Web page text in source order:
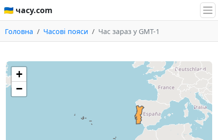
🇺🇦 часу.com
Головна Часові пояси Час зараз у GMT-1
+
−